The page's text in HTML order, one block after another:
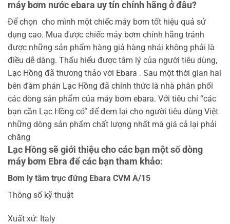
máy bơm nước ebara uy tín chính hãng ở đâu?
Để chọn cho mình một chiếc máy bơm tốt hiệu quả sử
dụng cao. Mua được chiếc máy bơm chính hãng tránh
được những sản phẩm hàng giả hàng nhái không phải là
điều dễ dàng. Thấu hiểu được tâm lý của người tiêu dùng,
Lạc Hồng đã thương thảo với Ebara . Sau một thời gian hai
bên đàm phán Lạc Hồng đã chính thức là nhà phân phối
các dòng sản phẩm của máy bơm ebara. Với tiêu chí “các
bạn cần Lạc Hồng có” để đem lại cho người tiêu dùng Việt
những dòng sản phẩm chất lượng nhất mà giá cả lại phải
chăng
Lạc Hồng sẽ giới thiệu cho các bạn một số dòng
máy bơm Ebra để các bạn tham khảo:
Bơm ly tâm trục đứng Ebara CVM A/15
Thông số kỹ thuật
Xuất xứ: Italy